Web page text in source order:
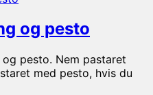
og pesto
pesto. Nem pastaret
med pesto, hvis du